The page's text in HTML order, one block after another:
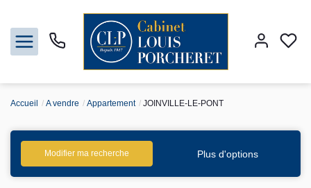
Louer
Accueil A vendre Appartement JOINVILLE-LE-PONT
Modifier ma recherche Plus d'options